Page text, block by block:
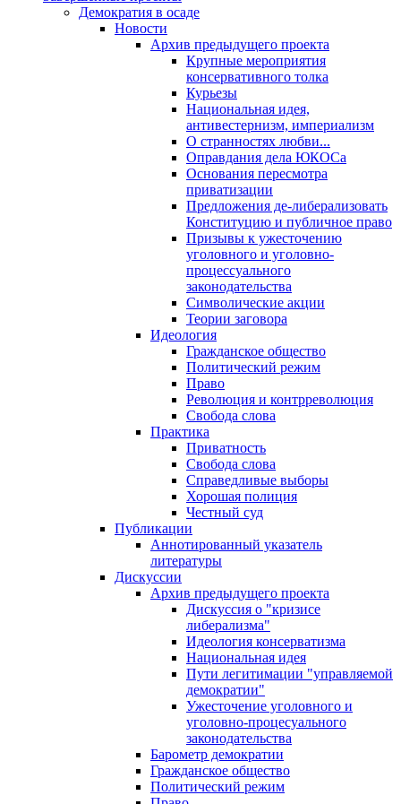
Демократия в осаде
Новости
Архив предыдущего проекта
Крупные мероприятия
консервативного толка
Курьезы
Национальная идея,
антивестернизм, империализм
О странностях любви...
Оправдания дела ЮКОСа
Основания пересмотра
приватизации
Предложения де-либерализовать
Конституцию и публичное право
Призывы к ужесточению
уголовного и уголовно-
процессуального
законодательства
Символические акции
Теории заговора
Идеология
Гражданское общество
Политический режим
Право
Революция и контрреволюция
Свобода слова
Практика
Приватность
Свобода слова
Справедливые выборы
Хорошая полиция
Честный суд
Публикации
Аннотированный указатель
литературы
Дискуссии
Архив предыдущего проекта
Дискуссия о "кризисе
либерализма"
Идеология консерватизма
Национальная идея
Пути легитимации "управляемой
демократии"
Ужесточение уголовного и
уголовно-процесуального
законодательства
Барометр демократии
Гражданское общество
Политический режим